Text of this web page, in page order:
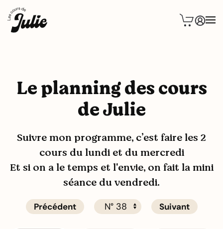
Le planning des cours
de Julie
Suivre mon programme, c’est faire les 2
cours du lundi et du mercredi
Et si on a le temps et l'envie, on fait la mini
séance du vendredi.
Précédent Suivant